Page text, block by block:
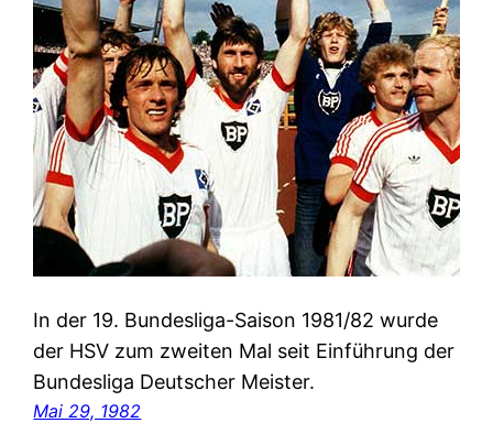
In der 19. Bundesliga-Saison 1981/82 wurde
der HSV zum zweiten Mal seit Einführung der
Bundesliga Deutscher Meister.
Mai 29, 1982